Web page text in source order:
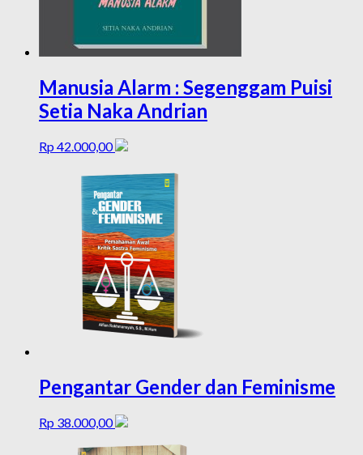
Manusia Alarm : Segenggam Puisi
Setia Naka Andrian
Rp 42.000,00
Pengantar Gender dan Feminisme
Rp 38.000,00